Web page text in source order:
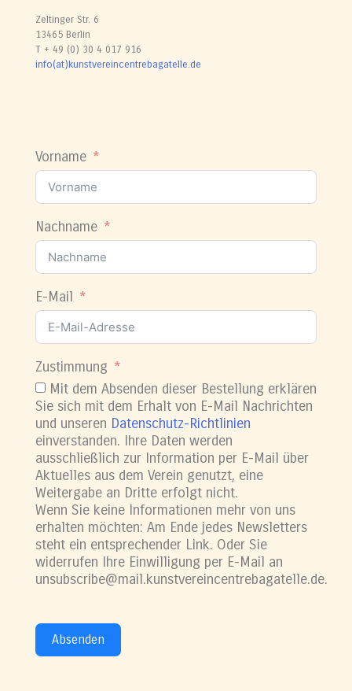
Zeltinger Str. 6
13465 Berlin
T + 49 (0) 30 4 017 916
info(at)kunstvereincentrebagatelle.de
Vorname
Nachname
E-Mail
Zustimmung
Mit dem Absenden dieser Bestellung erklären
Sie sich mit dem Erhalt von E-Mail Nachrichten
und unseren Datenschutz-Richtlinien
einverstanden. Ihre Daten werden
ausschließlich zur Information per E-Mail über
Aktuelles aus dem Verein genutzt, eine
Weitergabe an Dritte erfolgt nicht.
Wenn Sie keine Informationen mehr von uns
erhalten möchten: Am Ende jedes Newsletters
steht ein entsprechender Link. Oder Sie
widerrufen Ihre Einwilligung per E-Mail an
unsubscribe@mail.kunstvereincentrebagatelle.de.
Absenden